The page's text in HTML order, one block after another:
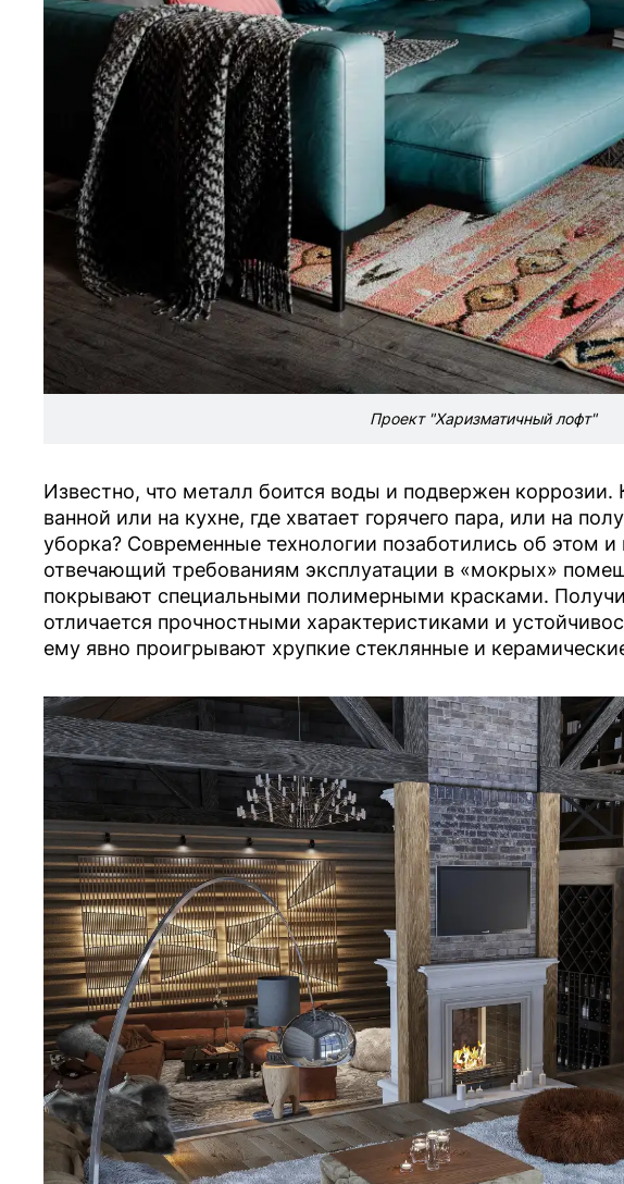
Проект "Харизматичный лофт"
Известно, что металл боится воды и подвержен коррозии.
ванной или на кухне, где хватает горячего пара, или на
уборка? Современные технологии позаботились об этом и
отвечающий требованиям эксплуатации в «мокрых»
покрывают специальными полимерными красками.
отличается прочностными характеристиками и
ему явно проигрывают хрупкие стеклянные и